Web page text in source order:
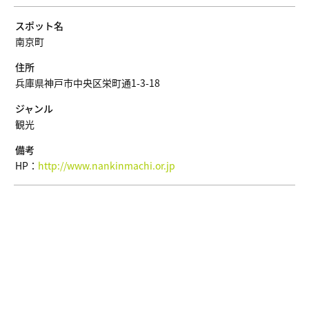
スポット名
南京町
住所
兵庫県神戸市中央区栄町通1-3-18
ジャンル
観光
備考
HP： http://www.nankinmachi.or.jp